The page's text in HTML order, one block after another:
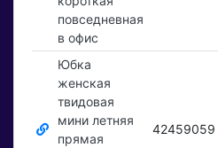
повседневная
в офис
Юбка
женская
твидовая
мини летняя
прямая
42459059